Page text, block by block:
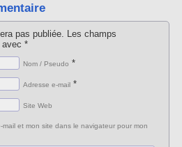
pas publiée. Les champs
*
Nom / Pseudo *
Adresse e-mail *
Site Web
mail et mon site dans le navigateur pour mon